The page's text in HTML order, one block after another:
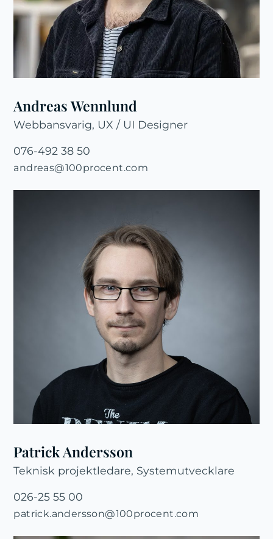
Andreas Wennlund
Webbansvarig, UX / UI Designer
076-492 38 50
andreas@100procent.com
Patrick Andersson
Teknisk projektledare, Systemutvecklare
026-25 55 00
patrick.andersson@100procent.com